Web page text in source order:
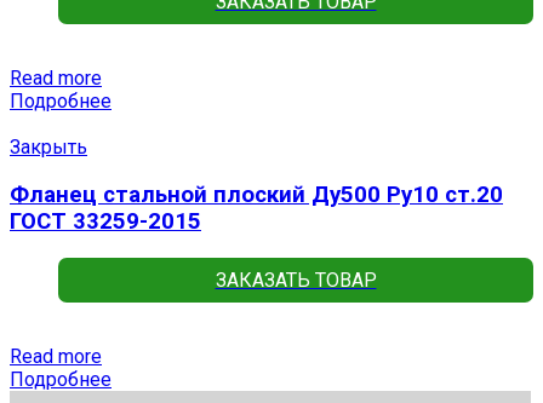
Read more
Подробнее
Закрыть
Фланец стальной плоский Ду500 Ру10 ст.20
ГОСТ 33259-2015
ЗАКАЗАТЬ ТОВАР
Read more
Подробнее